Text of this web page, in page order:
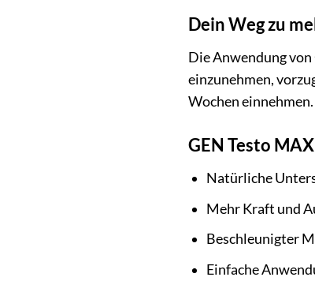
Dein Weg zu
Die Anwendung
einzunehmen,
Wochen
GEN Testo
Natürliche
Mehr Kraft und
Beschleunigter
Einfache